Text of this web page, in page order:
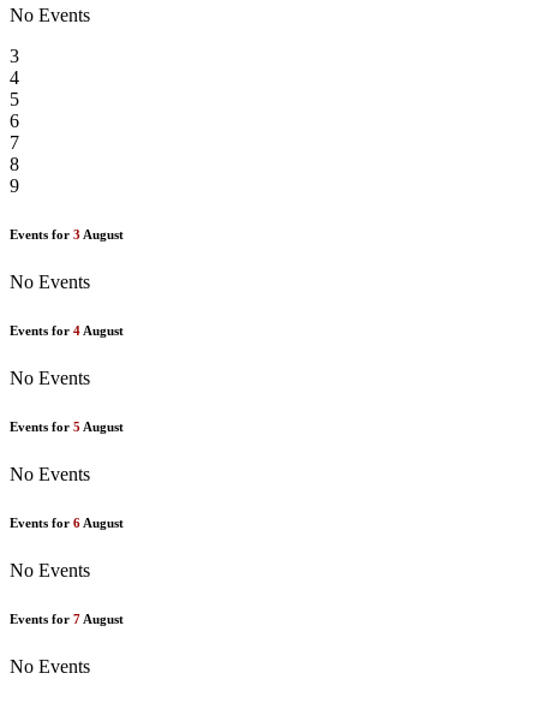
No Events
3
4
5
6
7
8
9
Events for 3 August
No Events
Events for 4 August
No Events
Events for 5 August
No Events
Events for 6 August
No Events
Events for 7 August
No Events